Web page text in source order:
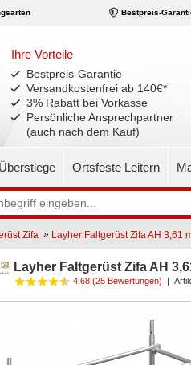
Bestpreis-
Ihre Vorteile
Bestpreis-Garantie
Versandkostenfrei ab 140€*
3% Rabatt bei Vorkasse
Persönliche Ansprechpartner
(auch nach dem Kauf)
Ortsfeste Leitern
Zifa » Layher Faltgerüst Zifa AH 3,61
Layher Faltgerüst Zifa AH
4,68 (25 Bewertungen) |